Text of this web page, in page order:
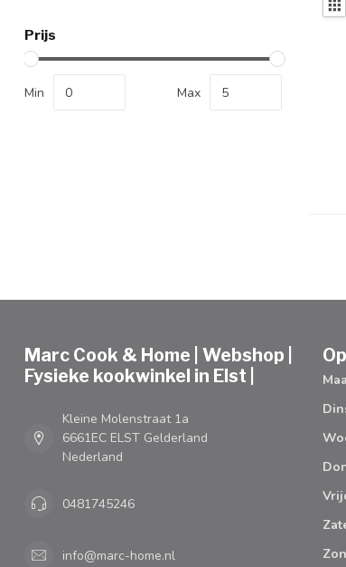
Prijs
Min Max
Marc Cook & Home | Webshop |
Fysieke kookwinkel in Elst |
Kleine Molenstraat 1a
6661EC ELST Gelderland
Nederland
0481745246
info@marc-home.nl